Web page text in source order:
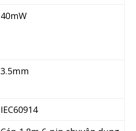
40mW
3.5mm
IEC60914